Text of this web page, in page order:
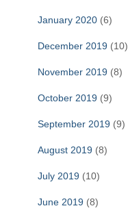
January 2020 (6)
December 2019 (10)
November 2019 (8)
October 2019 (9)
September 2019 (9)
August 2019 (8)
July 2019 (10)
June 2019 (8)